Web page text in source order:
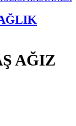
AĞIZ